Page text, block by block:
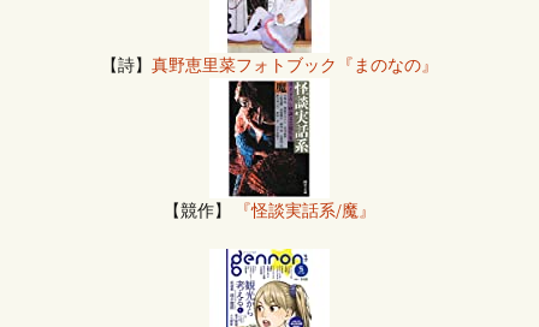
【詩】 真野恵里菜フォトブック『まのなの』
【競作】 『怪談実話系/魔』